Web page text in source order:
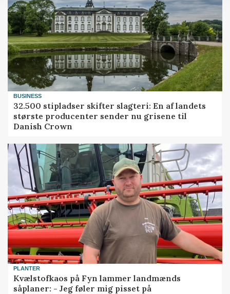
BUSINESS
32.500 stipladser skifter slagteri: En af landets
største producenter sender nu grisene til
Danish Crown
PLANTER
Kvælstofkaos på Fyn lammer landmænds
såplaner: - Jeg føler mig pisset på